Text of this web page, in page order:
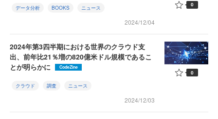
データ分析 BOOKS ニュース
2024/12/04
0
2024年第3四半期における世界のクラウド支
出、前年比21％増の820億米ドル規模であるこ
とが明らかに
CodeZine
クラウド 調査 ニュース
2024/12/03
0